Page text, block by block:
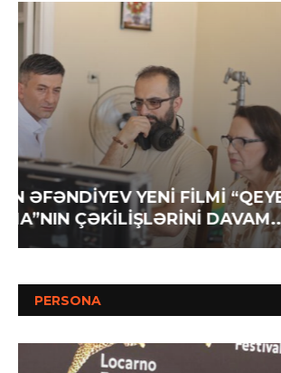
“SƏRT GÖZƏLLİK” FİLMİNİN
İSTEHSALATI YEKUNLAŞIR
PERSONA